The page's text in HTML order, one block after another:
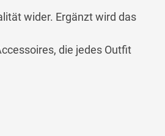
wider. Ergänzt wird das
die jedes Outfit